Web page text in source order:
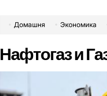
Домашня Экономика
Нафтогаз и